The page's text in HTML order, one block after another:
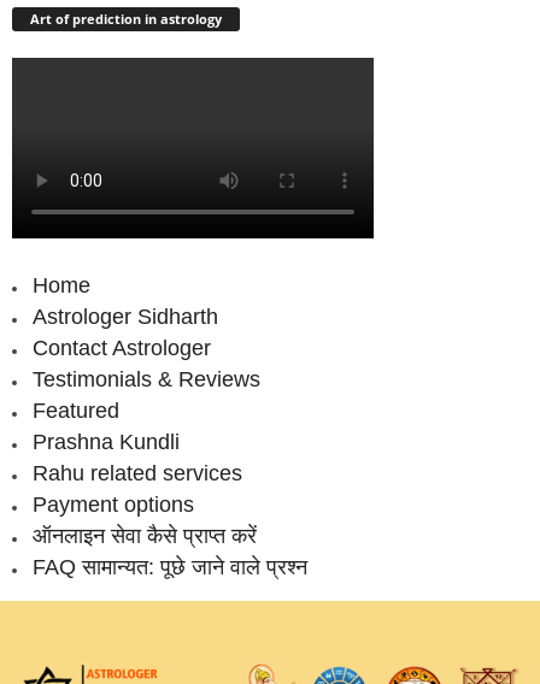
Art of prediction in astrology
Home
Astrologer Sidharth
Contact Astrologer
Testimonials & Reviews
Featured
Prashna Kundli
Rahu related services
Payment options
ऑनलाइन सेवा कैसे प्राप्‍त करें
FAQ सामान्‍यत: पूछे जाने वाले प्रश्‍न